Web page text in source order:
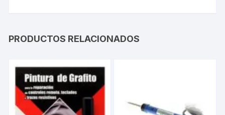
PRODUCTOS RELACIONADOS